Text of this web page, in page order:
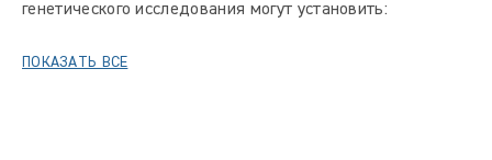
генетического исследования могут установить:
ПОКАЗАТЬ ВСЕ